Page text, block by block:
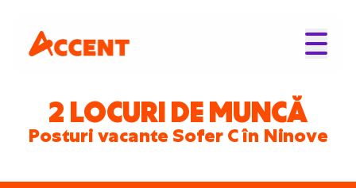
2 LOCURI DE MUNCĂ
Posturi vacante Sofer C în Ninove